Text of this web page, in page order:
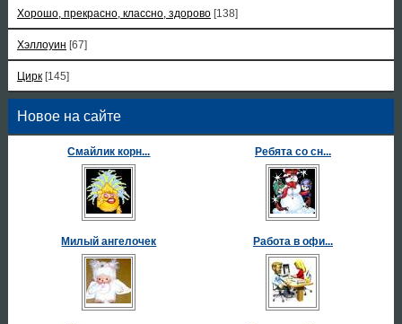
Хорошо, прекрасно, классно, здорово [138]
Хэллоуин [67]
Цирк [145]
Новое на сайте
Смайлик корн... Ребята со сн...
Милый ангелочек Работа в офи...